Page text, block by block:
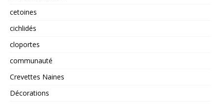
cetoines
cichlidés
cloportes
communauté
Crevettes Naines
Décorations